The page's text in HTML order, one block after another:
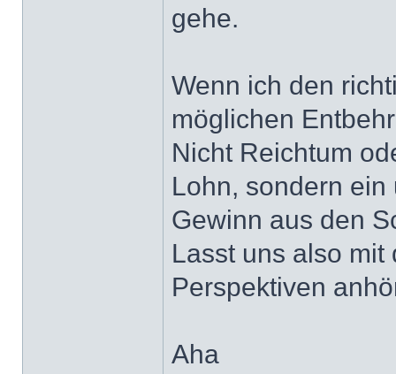
gehe.
Wenn ich den
möglichen
Nicht Reichtum
Lohn, sondern
Gewinn aus den
Lasst uns also mit
Perspektiven
Aha